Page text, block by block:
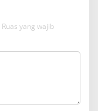
Ruas yang wajib